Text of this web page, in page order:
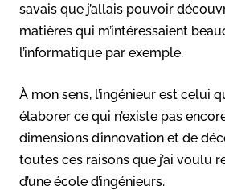
savais que j’allais pouvoir
matières qui m’intéressaient
l’informatique par exemple.
À mon sens, l’ingénieur est celui
élaborer ce qui n’existe pas
dimensions d’innovation et de
toutes ces raisons que j’ai voulu
d’une école d’ingénieurs.